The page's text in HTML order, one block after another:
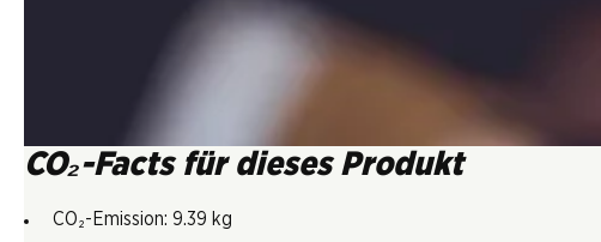
CO₂-Facts für dieses Produkt
CO₂-Emission: 9.39 kg